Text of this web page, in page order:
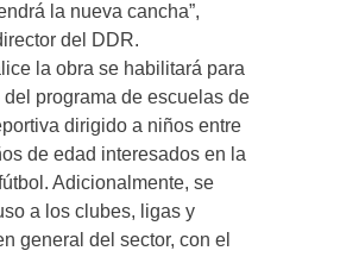
la nueva cancha”,
del DDR.
la obra se habilitará para
programa de escuelas de
dirigido a niños entre
de edad interesados en la
Adicionalmente, se
a los clubes, ligas y
general del sector, con el